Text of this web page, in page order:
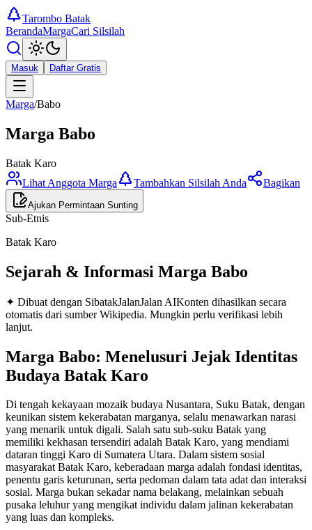
Tarombo Batak
BerandaMargaCari Silsilah
Masuk Daftar Gratis
Marga/Babo
Marga Babo
Batak Karo
Lihat Anggota Marga
Tambahkan Silsilah Anda Bagikan
Ajukan Permintaan Sunting
Sub-Etnis
Batak Karo
Sejarah & Informasi Marga Babo
✦ Dibuat dengan SibatakJalanJalan AIKonten dihasilkan secara
otomatis dari sumber Wikipedia. Mungkin perlu verifikasi lebih
lanjut.
Marga Babo: Menelusuri Jejak Identitas
Budaya Batak Karo
Di tengah kekayaan mozaik budaya Nusantara, Suku Batak, dengan
keunikan sistem kekerabatan marganya, selalu menawarkan narasi
yang menarik untuk digali. Salah satu sub-suku Batak yang
memiliki kekhasan tersendiri adalah Batak Karo, yang mendiami
dataran tinggi Karo di Sumatera Utara. Dalam sistem sosial
masyarakat Batak Karo, keberadaan marga adalah fondasi identitas,
penentu garis keturunan, serta pedoman dalam tata adat dan interaksi
sosial. Marga bukan sekadar nama belakang, melainkan sebuah
pusaka leluhur yang mengikat individu dalam jalinan kekerabatan
yang luas dan kompleks.